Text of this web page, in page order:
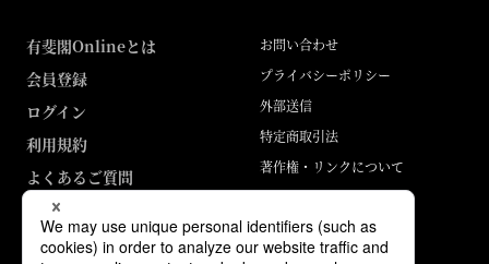
有斐閣Onlineとは
会員登録
ログイン
利用規約
よくあるご質問
お知らせ
お問い合わせ
プライバシーポリシー
外部送信
特定商取引法
著作権・リンクについて
運営会社